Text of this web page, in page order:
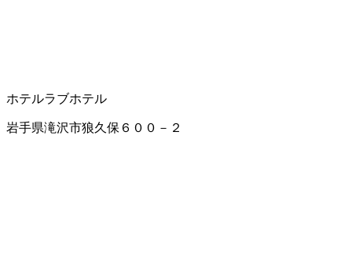
ホテルラブホテル
岩手県滝沢市狼久保６００－２